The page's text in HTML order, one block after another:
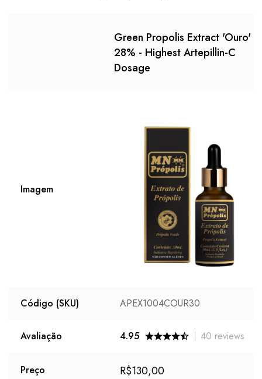
Green Propolis Extract 'Ouro'
28% - Highest Artepillin-C
Dosage
Imagem
Código (SKU) APEX1004COUR30
Avaliação 4.95 40 reviews
Preço R$130,00